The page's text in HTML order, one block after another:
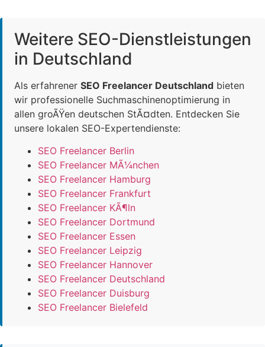
Weitere SEO-Dienstleistungen
in Deutschland
Als erfahrener SEO Freelancer Deutschland bieten
wir professionelle Suchmaschinenoptimierung in
allen groÃŸen deutschen StÃ¤dten. Entdecken Sie
unsere lokalen SEO-Expertendienste:
SEO Freelancer Berlin
SEO Freelancer MÃ¼nchen
SEO Freelancer Hamburg
SEO Freelancer Frankfurt
SEO Freelancer KÃ¶ln
SEO Freelancer Dortmund
SEO Freelancer Essen
SEO Freelancer Leipzig
SEO Freelancer Hannover
SEO Freelancer Deutschland
SEO Freelancer Duisburg
SEO Freelancer Bielefeld